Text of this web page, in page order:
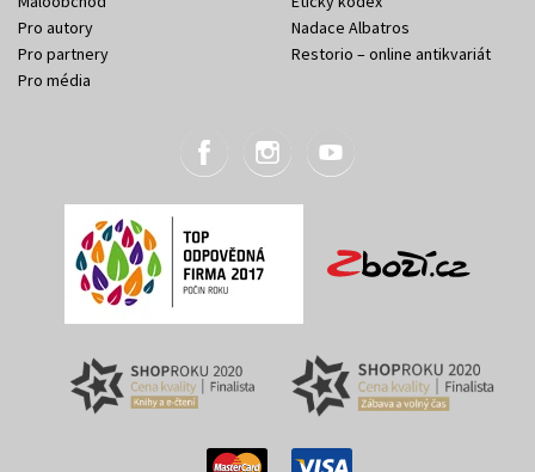
Pro autory
Pro partnery
Pro média
Nadace Albatros
Restorio – online antikvariát